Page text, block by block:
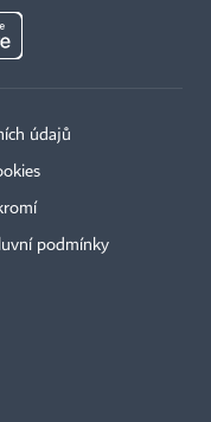
údajů
podmínky